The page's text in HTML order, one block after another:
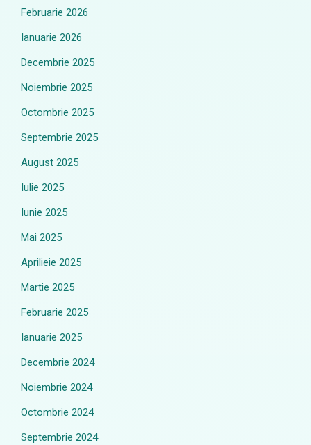
Februarie 2026
Ianuarie 2026
Decembrie 2025
Noiembrie 2025
Octombrie 2025
Septembrie 2025
August 2025
Iulie 2025
Iunie 2025
Mai 2025
Aprilieie 2025
Martie 2025
Februarie 2025
Ianuarie 2025
Decembrie 2024
Noiembrie 2024
Octombrie 2024
Septembrie 2024